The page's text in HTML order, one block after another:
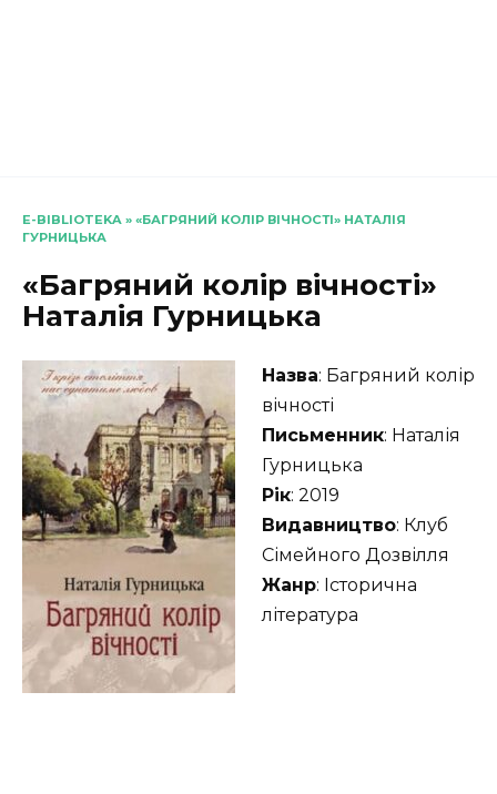
E-BIBLIOTEKA » «БАГРЯНИЙ КОЛІР ВІЧНОСТІ» НАТАЛІЯ
ГУРНИЦЬКА
«Багряний колір вічності»
Наталія Гурницька
Назва: Багряний колір
вічності
Письменник: Наталія
Гурницька
Рік: 2019
Видавництво: Клуб
Сімейного Дозвілля
Жанр: Історична
література